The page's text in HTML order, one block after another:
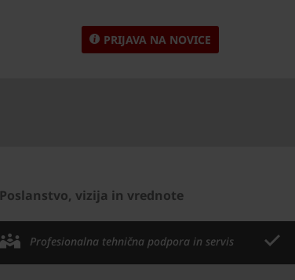
PRIJAVA NA NOVICE
Poslanstvo, vizija in vrednote
Profesionalna tehnična podpora in servis